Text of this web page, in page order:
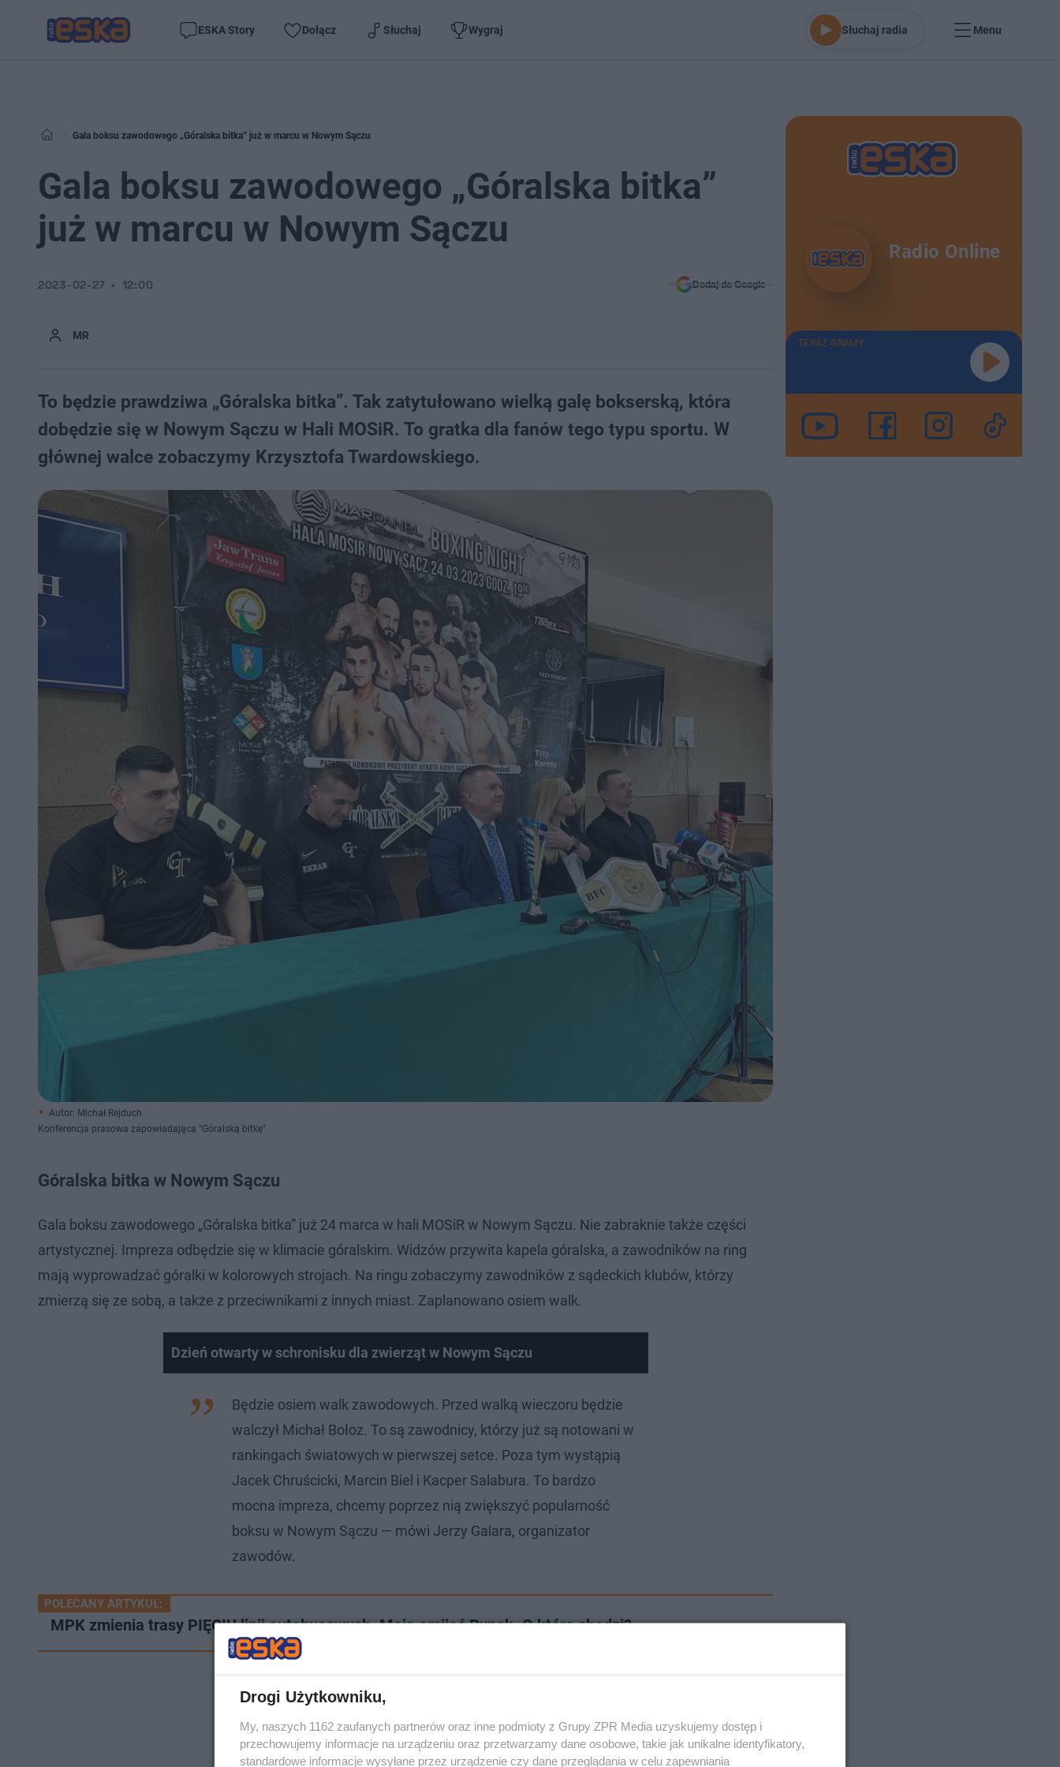
ESKA Story Dołącz Słuchaj Wygraj Słuchaj radia Menu
Gala boksu zawodowego „Góralska bitka” już w marcu w Nowym Sączu
Gala boksu zawodowego „Góralska bitka”
już w marcu w Nowym Sączu
MR
2023-02-27 12:00 Dodaj do Google
To będzie prawdziwa „Góralska bitka”. Tak zatytułowano wielką galę bokserską, która
dobędzie się w Nowym Sączu w Hali MOSiR. To gratka dla fanów tego typu sportu. W
głównej walce zobaczymy Krzysztofa Twardowskiego.
Autor: Michał Rejduch
Konferencja prasowa zapowiadająca "Góralską bitkę"
Góralska bitka w Nowym Sączu
Gala boksu zawodowego „Góralska bitka” już 24 marca w hali MOSiR w Nowym Sączu. Nie zabraknie także części
artystycznej. Impreza odbędzie się w klimacie góralskim. Widzów przywita kapela góralska, a zawodników na ring
mają wyprowadzać góralki w kolorowych strojach. Na ringu zobaczymy zawodników z sądeckich klubów, którzy
zmierzą się ze sobą, a także z przeciwnikami z innych miast. Zaplanowano osiem walk.
Dzień otwarty w schronisku dla zwierząt w Nowym Sączu
Będzie osiem walk zawodowych. Przed walką wieczoru będzie
walczył Michał Bołoz. To są zawodnicy, którzy już są notowani w
rankingach światowych w pierwszej setce. Poza tym wystąpią
Jacek Chruścicki, Marcin Biel i Kacper Salabura. To bardzo
mocna impreza, chcemy poprzez nią zwiększyć popularność
boksu w Nowym Sączu — mówi Jerzy Galara, organizator
zawodów.
POLECANY ARTYKUŁ:
MPK zmienia trasy PIĘCIU linii autobusowych. Mają omijać Rynek. O które chodzi?
Radio Online
TERAZ GRAMY
Drogi Użytkowniku,
My, naszych 1162 zaufanych partnerów oraz inne podmioty z Grupy ZPR Media uzyskujemy dostęp i
przechowujemy informacje na urządzeniu oraz przetwarzamy dane osobowe, takie jak unikalne identyfikatory,
standardowe informacje wysyłane przez urządzenie czy dane przeglądania w celu zapewniania